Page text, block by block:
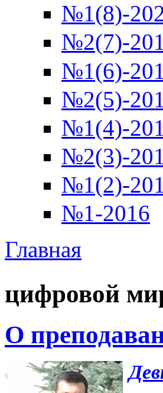
№1(8)-
№2(7)-
№1(6)-
№2(5)-
№1(4)-
№2(3)-
№1(2)-
№1-2016
Вы здесь
Главная
цифровой
О